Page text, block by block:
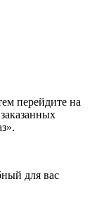
перейдите на
для вас